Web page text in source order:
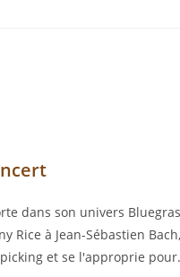
dans son univers
Rice à Jean-Sébastien
et se l'approprie